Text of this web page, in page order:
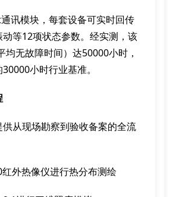
讯模块，每套设备可实时回传
等12项状态参数。经实测，该
无故障时间）达50000小时，
小时行业基准。
从现场勘察到验收备案的全流
外热像仪进行热分布测绘